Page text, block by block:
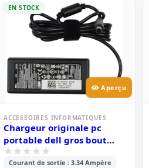
EN STOCK
Aperçu
ACCESSOIRES INFORMATIQUES
Chargeur originale pc
portable dell gros bout
19.5v 3.34 ampère
Courant de sortie : 3.34 Ampère